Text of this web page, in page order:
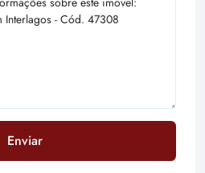
Enviar